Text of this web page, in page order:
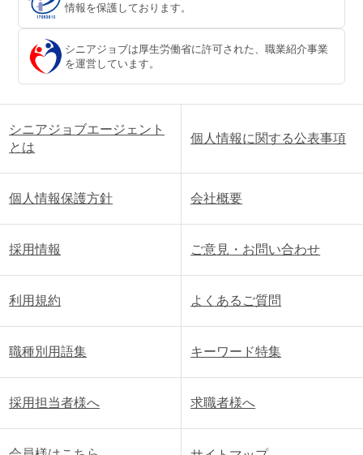
情報を保護しております。
シニアジョブは厚生労働省に許可された、職業紹介事業
を運営しています。
シニアジョブエージェント
とは
個人情報に関する公表事項
個人情報保護方針 会社概要
採用情報 ご意見・お問い合わせ
利用規約 よくあるご質問
職種別用語集 キーワード特集
採用担当者様へ 求職者様へ